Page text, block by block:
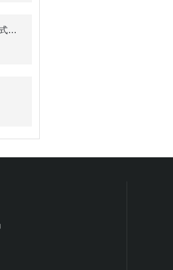
家用与商用长春升降机的款式差异